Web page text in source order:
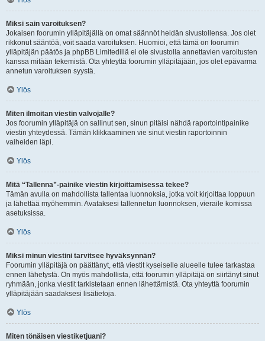
Miksi sain varoituksen?
Jokaisen foorumin ylläpitäjällä on omat säännöt heidän sivustollensa. Jos olet
rikkonut sääntöä, voit saada varoituksen. Huomioi, että tämä on foorumin
ylläpitäjän päätös ja phpBB Limitedillä ei ole sivustolla annettavien varoitusten
kanssa mitään tekemistä. Ota yhteyttä foorumin ylläpitäjään, jos olet epävarma
annetun varoituksen syystä.
Ylös
Miten ilmoitan viestin valvojalle?
Jos foorumin ylläpitäjä on sallinut sen, sinun pitäisi nähdä raportointipainike
viestin yhteydessä. Tämän klikkaaminen vie sinut viestin raportoinnin
vaiheiden läpi.
Ylös
Mitä “Tallenna”-painike viestin kirjoittamisessa tekee?
Tämän avulla on mahdollista tallentaa luonnoksia, jotka voit kirjoittaa loppuun
ja lähettää myöhemmin. Avataksesi tallennetun luonnoksen, vieraile komissa
asetuksissa.
Ylös
Miksi minun viestini tarvitsee hyväksynnän?
Foorumin ylläpitäjä on päättänyt, että viestit kyseiselle alueelle tulee tarkastaa
ennen lähetystä. On myös mahdollista, että foorumin ylläpitäjä on siirtänyt sinut
ryhmään, jonka viestit tarkistetaan ennen lähettämistä. Ota yhteyttä foorumin
ylläpitäjään saadaksesi lisätietoja.
Ylös
Miten tönäisen viestiketjuani?